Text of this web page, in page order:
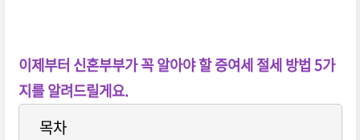
이제부터 신혼부부가 꼭 알아야 할 증여세 절세 방법 5가
지를 알려드릴게요.
목차